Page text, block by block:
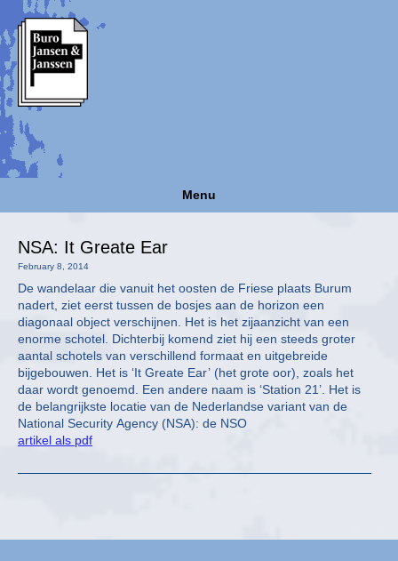
Menu
NSA: It Greate Ear
February 8, 2014
De wandelaar die vanuit het oosten de Friese plaats Burum
nadert, ziet eerst tussen de bosjes aan de horizon een
diagonaal object verschijnen. Het is het zijaanzicht van een
enorme schotel. Dichterbij komend ziet hij een steeds groter
aantal schotels van verschillend formaat en uitgebreide
bijgebouwen. Het is ‘It Greate Ear’ (het grote oor), zoals het
daar wordt genoemd. Een andere naam is ‘Station 21’. Het is
de belangrijkste locatie van de Nederlandse variant van de
National Security Agency (NSA): de NSO
artikel als pdf